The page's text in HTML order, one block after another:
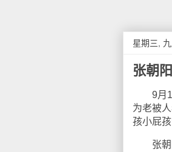
星期三,
张朝
9月11
为老被
孩小屁
张朝阳